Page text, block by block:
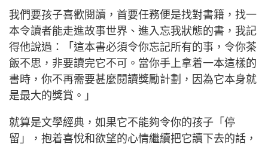
我們要孩子喜歡閱讀，首要任務便是找對書籍，找一
本令讀者能走進故事世界、進入忘我狀態的書，我記
得他說過：「這本書必須令你忘記所有的事，令你茶
飯不思，非要讀完它不可。當你手上拿着一本這樣的
書時，你不再需要甚麼閱讀獎勵計劃，因為它本身就
是最大的獎賞。」
就算是文學經典，如果它不能夠令你的孩子「停
留」，抱着喜悅和欲望的心情繼續把它讀下去的話，